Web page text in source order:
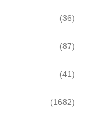
(36)
(87)
(41)
(1682)